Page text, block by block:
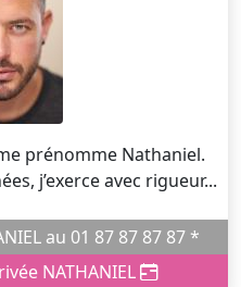
j’exerce avec rigueur...
Prendre RDV avec NATHANIEL au 01 87 87 87 87 *
NATHANIEL